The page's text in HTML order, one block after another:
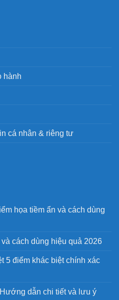
hành
cá nhân & riêng tư
họa tiềm ẩn và cách dùng
cách dùng hiệu quả 2026
5 điểm khác biệt chính xác
dẫn chi tiết và lưu ý